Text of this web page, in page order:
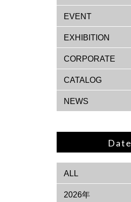
EVENT
EXHIBITION
CORPORATE
CATALOG
NEWS
Date
ALL
2026年